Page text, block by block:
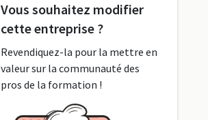
Vous souhaitez modifier
cette entreprise ?
Revendiquez-la pour la mettre en
valeur sur la communauté des
pros de la formation !